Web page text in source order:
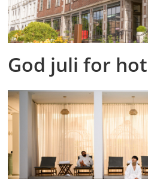
God juli for